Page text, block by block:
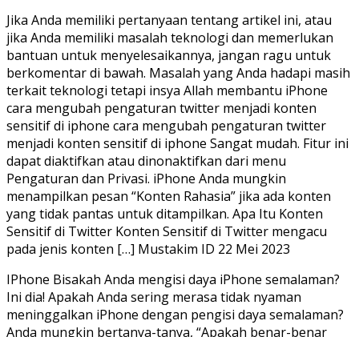
Jika Anda memiliki pertanyaan tentang artikel ini, atau
jika Anda memiliki masalah teknologi dan memerlukan
bantuan untuk menyelesaikannya, jangan ragu untuk
berkomentar di bawah. Masalah yang Anda hadapi masih
terkait teknologi tetapi insya Allah membantu iPhone
cara mengubah pengaturan twitter menjadi konten
sensitif di iphone cara mengubah pengaturan twitter
menjadi konten sensitif di iphone Sangat mudah. Fitur ini
dapat diaktifkan atau dinonaktifkan dari menu
Pengaturan dan Privasi. iPhone Anda mungkin
menampilkan pesan “Konten Rahasia” jika ada konten
yang tidak pantas untuk ditampilkan. Apa Itu Konten
Sensitif di Twitter Konten Sensitif di Twitter mengacu
pada jenis konten […] Mustakim ID 22 Mei 2023
IPhone Bisakah Anda mengisi daya iPhone semalaman?
Ini dia! Apakah Anda sering merasa tidak nyaman
meninggalkan iPhone dengan pengisi daya semalaman?
Anda mungkin bertanya-tanya, “Apakah benar-benar